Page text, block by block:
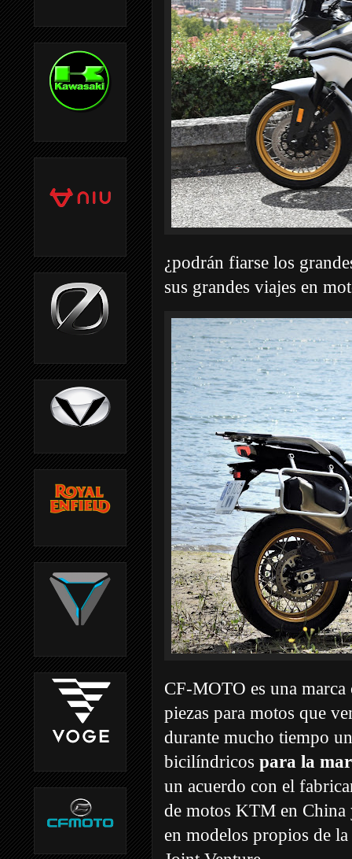
¿podrán fiarse los
sus grandes viajes en
CF-MOTO es una
piezas para motos que
durante mucho tiempo
bicilíndricos para la
un acuerdo con el
de motos KTM en China
en modelos propios de